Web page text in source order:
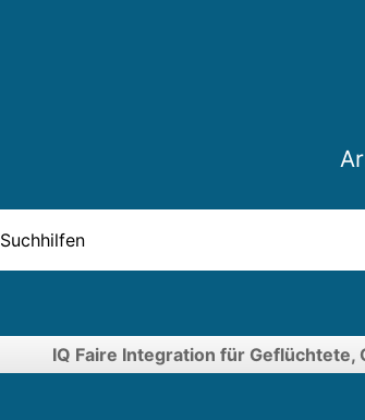
Suchhilfen
IQ Faire Integration für Geflüchtete,